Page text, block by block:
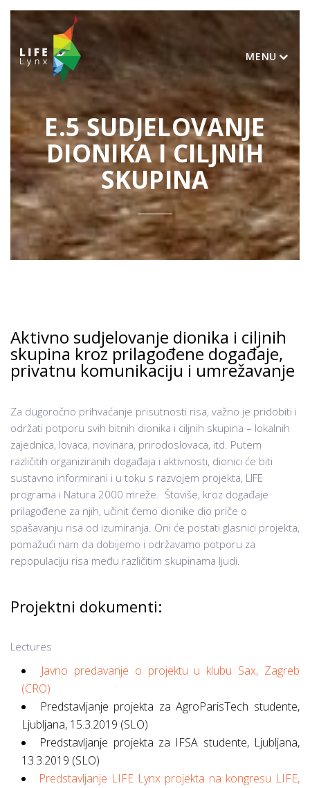
MENU
E.5 SUDJELOVANJE
DIONIKA I CILJNIH
SKUPINA
Aktivno sudjelovanje dionika i ciljnih
skupina kroz prilagođene događaje,
privatnu komunikaciju i umrežavanje
Za dugoročno prihvaćanje prisutnosti risa, važno je pridobiti i
održati potporu svih bitnih dionika i ciljnih skupina – lokalnih
zajednica, lovaca, novinara, prirodoslovaca, itd. Putem
različitih organiziranih događaja i aktivnosti, dionici će biti
sustavno informirani i u toku s razvojem projekta, LIFE
programa i Natura 2000 mreže. Štoviše, kroz događaje
prilagođene za njih, učinit ćemo dionike dio priče o
spašavanju risa od izumiranja. Oni će postati glasnici projekta,
pomažući nam da dobijemo i održavamo potporu za
repopulaciju risa među različitim skupinama ljudi.
Projektni dokumenti:
Lectures
Javno predavanje o projektu u klubu Sax, Zagreb
(CRO)
Predstavljanje projekta za AgroParisTech studente,
Ljubljana, 15.3.2019 (SLO)
Predstavljanje projekta za IFSA studente, Ljubljana,
13.3.2019 (SLO)
Predstavljanje LIFE Lynx projekta na kongresu LIFE,